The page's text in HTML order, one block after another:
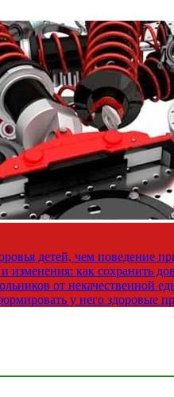
детей, чем поведение
изменения: как сохранить
от некачественной
у него здоровые